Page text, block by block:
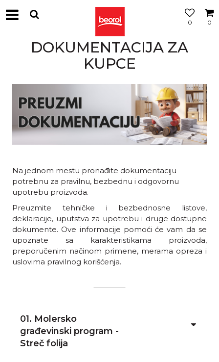
0
0
DOKUMENTACIJA ZA
KUPCE
Na jednom mestu pronađite dokumentaciju
potrebnu za pravilnu, bezbednu i odgovornu
upotrebu proizvoda.
Preuzmite tehničke i bezbednosne listove,
deklaracije, uputstva za upotrebu i druge dostupne
dokumente. Ove informacije pomoći će vam da se
upoznate sa karakteristikama proizvoda,
preporučenim načinom primene, merama opreza i
uslovima pravilnog korišćenja.
01. Molersko
građevinski program -
Streč folija